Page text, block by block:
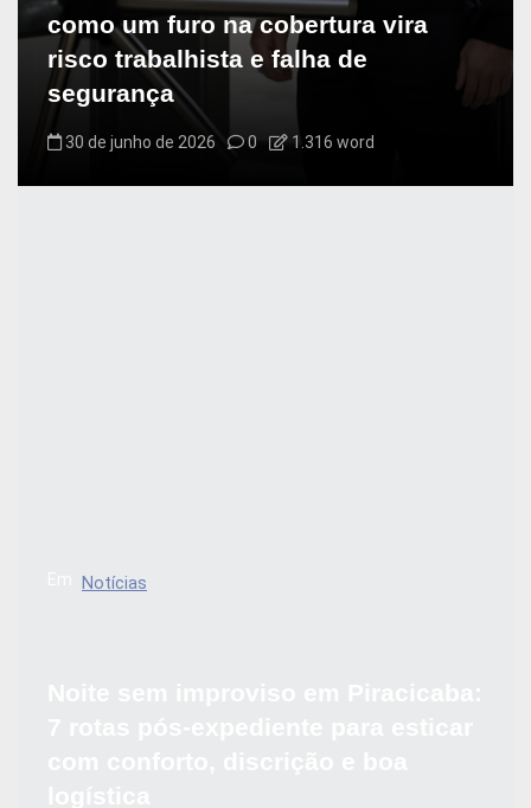
como um furo na cobertura vira
risco trabalhista e falha de
segurança
30 de junho de 2026 0 1.316 word
Notícias